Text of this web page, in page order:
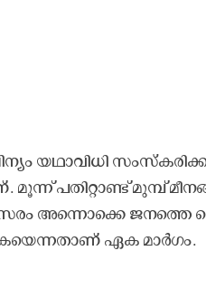
യ​ഥാ​വി​ധി
മൂ​ന്ന് പ​തി​റ്റാ​ണ്ട് മു​മ്പ്
അ​ന്നൊ​ക്കെ ജ​ന​ത്തെ
ഏ​ക മാ​ർ​ഗം.